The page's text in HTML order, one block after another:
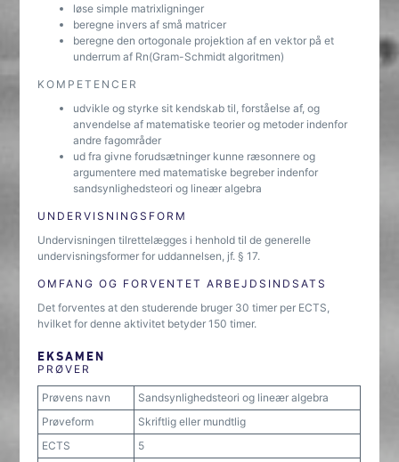
løse simple matrixligninger
beregne invers af små matricer
beregne den ortogonale projektion af en vektor på et
underrum af Rn(Gram-Schmidt algoritmen)
KOMPETENCER
udvikle og styrke sit kendskab til, forståelse af, og
anvendelse af matematiske teorier og metoder indenfor
andre fagområder
ud fra givne forudsætninger kunne ræsonnere og
argumentere med matematiske begreber indenfor
sandsynlighedsteori og lineær algebra
UNDERVISNINGSFORM
Undervisningen tilrettelægges i henhold til de generelle
undervisningsformer for uddannelsen, jf. § 17.
OMFANG OG FORVENTET ARBEJDSINDSATS
Det forventes at den studerende bruger 30 timer per ECTS,
hvilket for denne aktivitet betyder 150 timer.
EKSAMEN
PRØVER
Prøvens navn
Sandsynlighedsteori og lineær algebra
Prøveform
Skriftlig eller mundtlig
ECTS
5